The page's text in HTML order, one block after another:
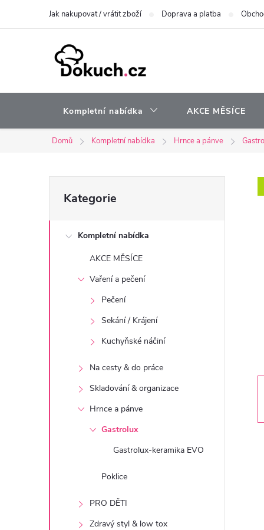
Jak nakupovat / vrátit zboží Doprava a platba
Kompletní nabídka AKCE MĚSÍCE
Domů Kompletní nabídka Hrnce a pánve
o
kategorie
Kategorie
Kompletní nabídka
AKCE MĚSÍCE
Vaření a pečení
Pečení
Sekání / Krájení
Kuchyňské náčiní
Na cesty & do práce
Skladování & organizace
Hrnce a pánve
Gastrolux
Gastrolux-keramika EVO
Poklice
PRO DĚTI
Zdravý styl & low tox